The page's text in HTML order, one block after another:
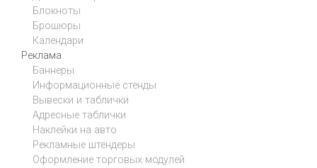
Блокноты
Брошюры
Календари
Реклама
Баннеры
Информационные стенды
Вывески и таблички
Адресные таблички
Наклейки на авто
Рекламные штендеры
Оформление торговых модулей